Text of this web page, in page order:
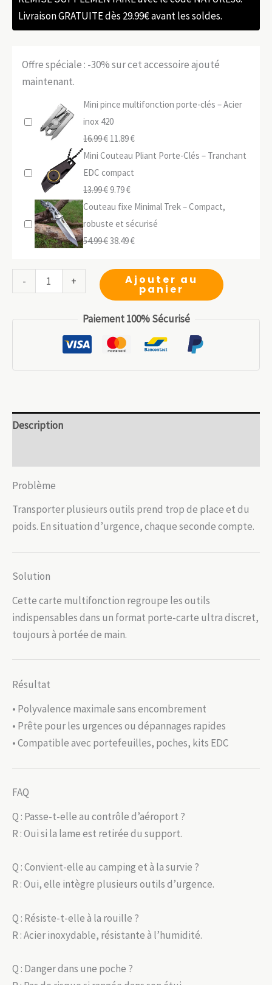
Livraison GRATUITE dès 29.99€ avant les soldes.
Offre spéciale : -30% sur cet accessoire ajouté
maintenant.
Mini pince multifonction porte-clés – Acier
inox 420
16.99€ Le
prix
initial
était :
16.99 €.
11.89€Le
prix
11.89 €.
Mini Couteau Pliant Porte-Clés – Tranchant
EDC compact
13.99€Le
prix
initial
était :
9.79€Le
prix
actuel
est :
Couteau fixe Minimal Trek – Compact,
robuste et sécurisé
54.99€Le
initial
38.49€Le
actuel
est :
-
quantité
de
Format
Porte-
+ Ajouter au
panier
Paiement 100% Sécurisé
Description
Problème
Transporter plusieurs outils prend trop de place et du
poids. En situation d’urgence, chaque seconde compte.
Solution
Cette carte multifonction regroupe les outils
indispensables dans un format porte-carte ultra discret,
toujours à portée de main.
Résultat
• Polyvalence maximale sans encombrement
• Prête pour les urgences ou dépannages rapides
• Compatible avec portefeuilles, poches, kits EDC
FAQ
Q : Passe-t-elle au contrôle d’aéroport ?
R : Oui si la lame est retirée du support.
Q : Convient-elle au camping et à la survie ?
R : Oui, elle intègre plusieurs outils d’urgence.
Q : Résiste-t-elle à la rouille ?
R : Acier inoxydable, résistante à l’humidité.
Q : Danger dans une poche ?